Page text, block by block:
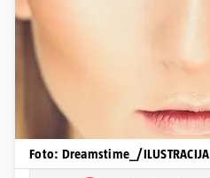
Foto: Dreamstime_/ILUSTRACIJA